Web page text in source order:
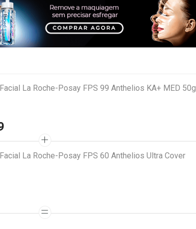
La Roche-Posay FPS 99 Anthelios KA+ MED 50g
La Roche-Posay FPS 60 Anthelios Ultra Cover